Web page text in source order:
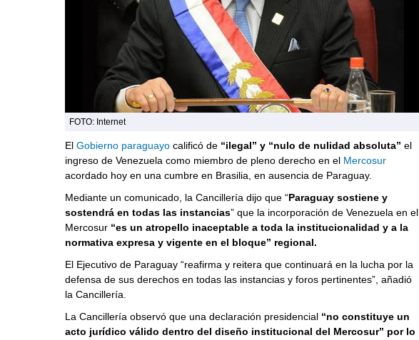
FOTO: Internet
El Gobierno paraguayocalificó de “ilegal” y “nulo de nulidad absoluta” el
ingreso de Venezuela como miembro de pleno derecho en el Mercosur
acordado hoy en una cumbre en Brasilia, en ausencia de Paraguay.
Mediante un comunicado, la Cancillería dijo que “Paraguay sostiene y
sostendrá en todas las instancias” que la incorporación de Venezuela en el
Mercosur“es un atropello inaceptable a toda la institucionalidad y a la
normativa expresa y vigente en el bloque” regional.
El Ejecutivo de Paraguay “reafirma y reitera que continuará en la lucha por la
defensa de sus derechos en todas las instancias y foros pertinentes”, añadió
la Cancillería.
La Cancillería observó que una declaración presidencial“no constituye un
acto jurídico válido dentro del diseño institucional del Mercosur” por lo